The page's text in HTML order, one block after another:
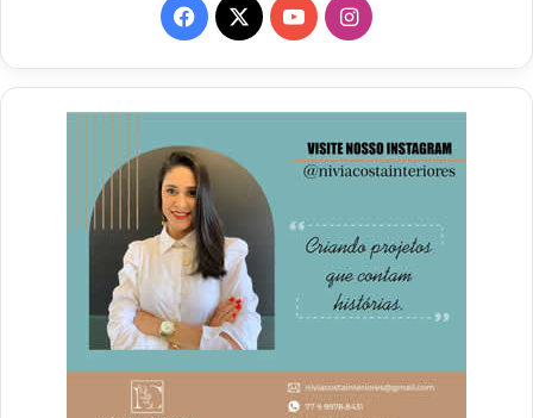
Facebook
X YouTubeInstagram